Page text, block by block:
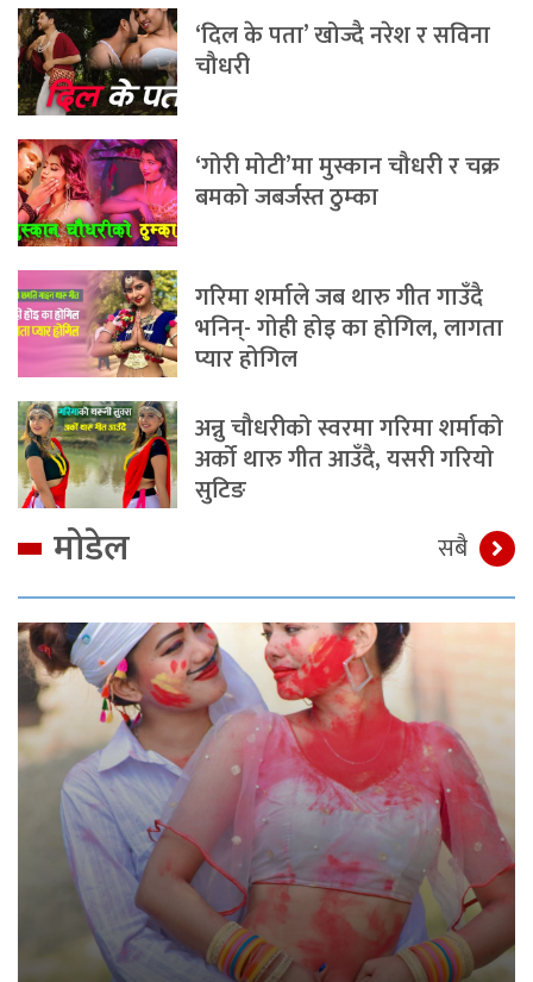
‘दिल के पता’ खोज्दै नरेश र सविना
चौधरी
‘गोरी मोटी’मा मुस्कान चौधरी र चक्र
बमको जबर्जस्त ठुम्का
गरिमा शर्माले जब थारु गीत गाउँदै
भनिन्- गोही होइ का होगिल, लागता
प्यार होगिल
अन्नु चौधरीको स्वरमा गरिमा शर्माको
अर्को थारु गीत आउँदै, यसरी गरियो
सुटिङ
मोडेल सबै